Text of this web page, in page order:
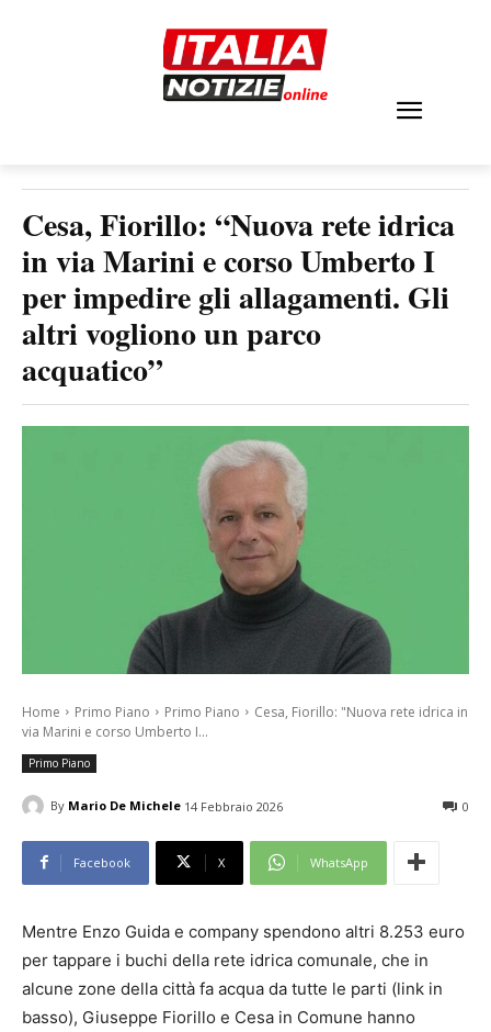
Cesa, Fiorillo: “Nuova rete idrica
in via Marini e corso Umberto I
per impedire gli allagamenti. Gli
altri vogliono un parco
acquatico”
Home Primo Piano Primo Piano
Cesa, Fiorillo: "Nuova rete idrica in
via Marini e corso Umberto I...
Primo Piano
By Mario De Michele 14 Febbraio 2026 0
Facebook X WhatsApp
Mentre Enzo Guida e company spendono altri 8.253 euro
per tappare i buchi della rete idrica comunale, che in
alcune zone della città fa acqua da tutte le parti (link in
basso), Giuseppe Fiorillo e Cesa in Comune hanno